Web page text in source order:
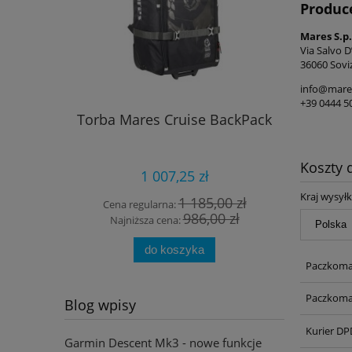
Torba Mares Cruise BackPack
1 007,25 zł
Cena regularna:1 185,00 zł
Najniższa cena:986,00 zł
do koszyka
Blog wpisy
Garmin Descent Mk3 - nowe funkcje
Mares
Via Salvo
36060
+39 0444
Koszty
Kraj
Kurier